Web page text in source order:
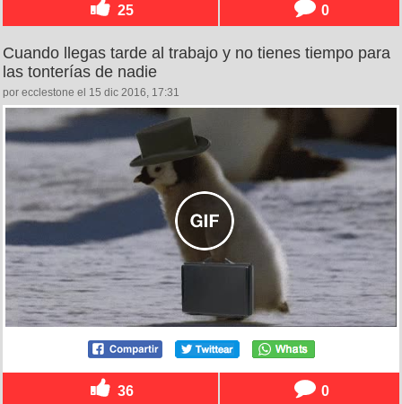
25 0
Cuando llegas tarde al trabajo y no tienes tiempo para
las tonterías de nadie
por ecclestone el 15 dic 2016, 17:31
36 0